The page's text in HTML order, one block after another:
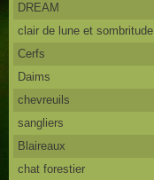
DREAM
clair de lune et sombritude
Cerfs
Daims
chevreuils
sangliers
Blaireaux
chat forestier